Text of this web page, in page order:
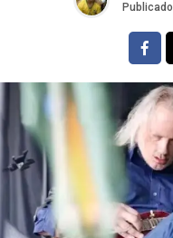
Publicado